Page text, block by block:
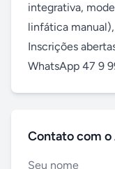
integrativa,
linfática manual),
Inscrições
WhatsApp 47 9
Contato com